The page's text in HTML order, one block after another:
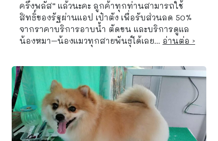
ครึ่งพลัส” แล้วนะคะ ลูกค้าทุกท่านสามารถใช้
สิทธิ์ของรัฐผ่านแอป เป๋าตัง เพื่อรับส่วนลด 50%
จากราคาบริการอาบน้ำ ตัดขน และบริการดูแล
น้องหมา–น้องแมวทุกสายพันธุ์ได้เลย... อ่านต่อ ›